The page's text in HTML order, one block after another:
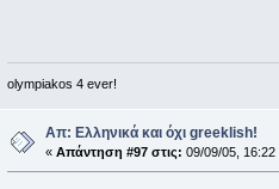
olympiakos 4 ever!
Απ: Ελληνικά και όχι greeklish!
« Απάντηση #97 στις: 09/09/05, 16:22